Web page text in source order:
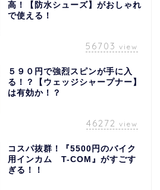
高！【防水シューズ】がおしゃれ
で使える！
56703 view
５９０円で強烈スピンが手に入
る！？【ウェッジシャープナー】
は有効か！？
46272 view
コスパ抜群！『5500円のバイク
用インカム T-COM』がすごす
ぎる！！